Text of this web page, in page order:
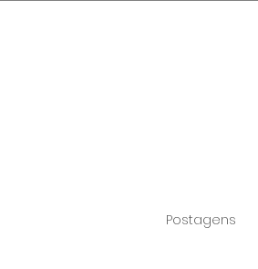
Postagens